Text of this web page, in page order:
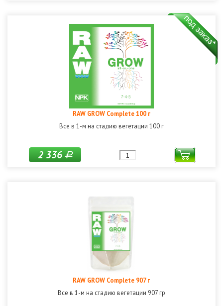
RAW GROW Complete 100 г
Все в 1-м на стадию вегетации 100 г
2 336Р
RAW GROW Complete 907 г
Все в 1-м на стадию вегетации 907 гр